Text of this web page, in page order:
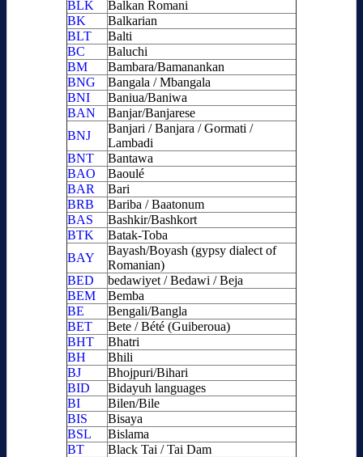
BLK
Balkan Romani
BK
Balkarian
BLT
Balti
BC
Baluchi
BM
Bambara/Bamanankan
BNG
Bangala / Mbangala
BNI
Baniua/Baniwa
BAN
Banjar/Banjarese
BNJ
Banjari / Banjara / Gormati /
Lambadi
BNT
Bantawa
BAO
Baoulé
BAR
Bari
BRB
Bariba / Baatonum
BAS
Bashkir/Bashkort
BTK
Batak-Toba
BAY
Bayash/Boyash (gypsy dialect of
Romanian)
BED
bedawiyet / Bedawi / Beja
BEM
Bemba
BE
Bengali/Bangla
BET
Bete / Bété (Guiberoua)
BHT
Bhatri
BH
Bhili
BJ
Bhojpuri/Bihari
BID
Bidayuh languages
BI
Bilen/Bile
BIS
Bisaya
BSL
Bislama
BT
Black Tai / Tai Dam